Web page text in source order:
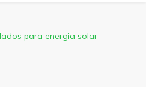
para energia solar